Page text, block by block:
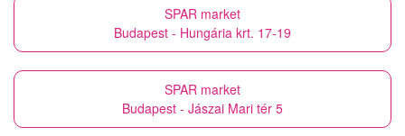
SPAR market
Budapest - Hungária krt. 17-19
SPAR market
Budapest - Jászai Mari tér 5